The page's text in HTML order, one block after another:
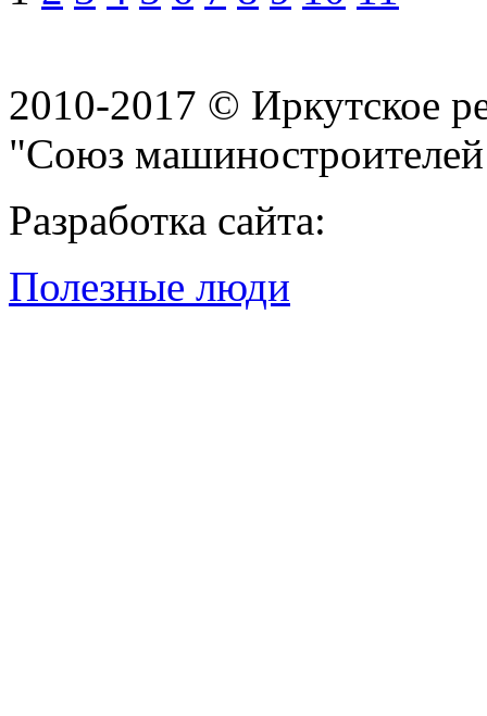
2010-2017 © Иркутское
"Союз
Разработка сайта:
Полезные люди